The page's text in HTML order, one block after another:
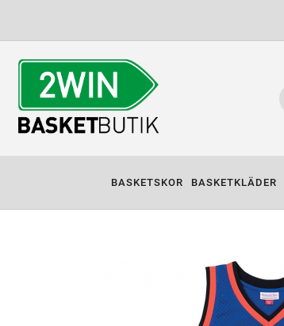
BASKETSKOR BASKETKLÄDER